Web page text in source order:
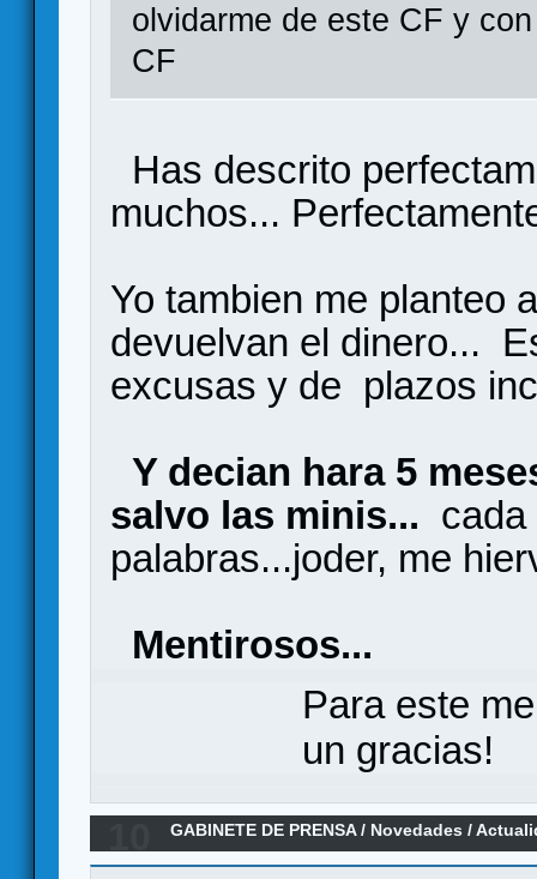
olvidarme de este CF y
CF
Has descrito
muchos...
Yo tambien me planteo
devuelvan el dinero...
excusas y de plazos
Y decian hara 5
salvo las minis... cada
palabras...joder, me
Mentirosos...
Para este
un gracias!
GABINETE DE PRENSA/ Novedades /